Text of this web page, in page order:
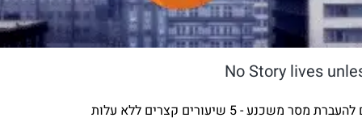
משכנע - 5 שיעורים קצרים ללא עלות